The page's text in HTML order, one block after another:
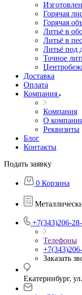
Горячая
Горячая
Литьё в
Литьё в
Литьё под
Точное
Доставка
Оплата
Компания
Компания
О
Реквизиты
Блог
Контакты
Подать заявку
0 Корзина
+7(343)206-
Телефоны
Заказать
Екатеринбург,